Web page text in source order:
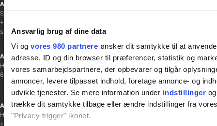
Ansvarlig brug af dine data
Vi og vores 980 partnere ønsker dit samtykke til at
adresse, ID og din browser til præferencer, statistik og
vores samarbejdspartnere, der opbevarer og tilgår
annoncer, levere tilpasset indhold, foretage annonce- og
udvikle tjenester. Se mere information under indstillinger
trække dit samtykke tilbage eller ændre indstillinger fra
"Privacy trigger" ikonet.
Afdelingschef
Sanne Hansen
+45 23 69 19 35
sanne.h@gladfonden.dk
Aabenraa
H P Hanssens Gade 23, 2.
6200 Aabenraa
Afdelingschef
Helene Teichert
+45 29 37 32 41